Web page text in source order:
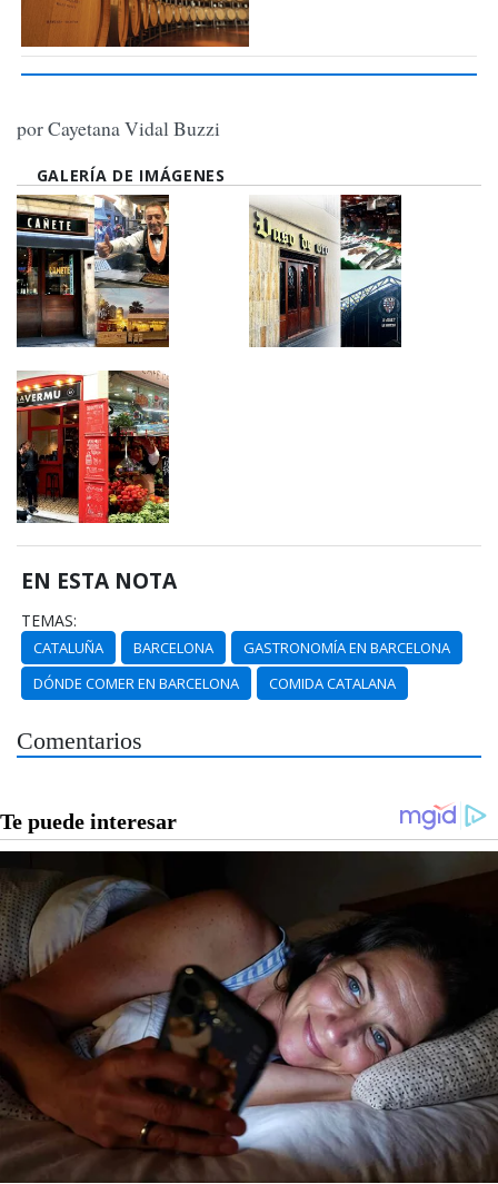
por Cayetana Vidal Buzzi
GALERÍA DE IMÁGENES
EN ESTA NOTA
TEMAS:
CATALUÑA BARCELONA
GASTRONOMÍA EN BARCELONA
DÓNDE COMER EN BARCELONA
COMIDA CATALANA
Comentarios